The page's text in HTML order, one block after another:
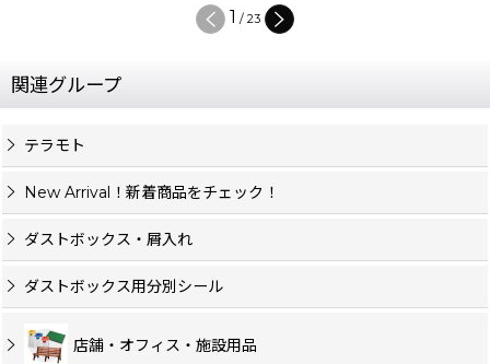
2 /23
関連グループ
テラモト
New Arrival！新着商品をチェック！
ダストボックス・屑入れ
ダストボックス用分別シール
店舗・オフィス・施設用品